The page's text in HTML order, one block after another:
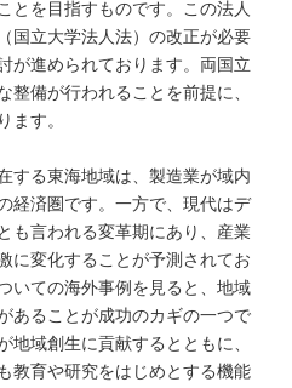
とを目指すものです。この法人
国立大学法人法）の改正が必要
が進められております。両国立
整備が行われることを前提に、
ます。
する東海地域は、製造業が域内
経済圏です。一方で、現代はデ
も言われる変革期にあり、産業
に変化することが予測されてお
いての海外事例を見ると、地域
あることが成功のカギの一つで
地域創生に貢献するとともに、
教育や研究をはじめとする機能